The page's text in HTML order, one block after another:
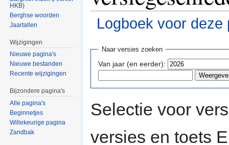
Logboek voor deze
Naar versies zoeken
Van jaar (en eerder):
Selectie voor
versies en toets
HKB)
Berghse woorden
Jaartallen
Wijzigingen
Nieuwe pagina's
Nieuwe bestanden
Recente wijzigingen
Bijzondere pagina's
Alle pagina's
Beginnetjes
Willekeurige pagina
Zandbak